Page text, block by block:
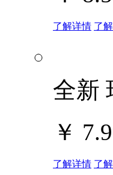
了解详情 了
全新
￥
了解详情 了